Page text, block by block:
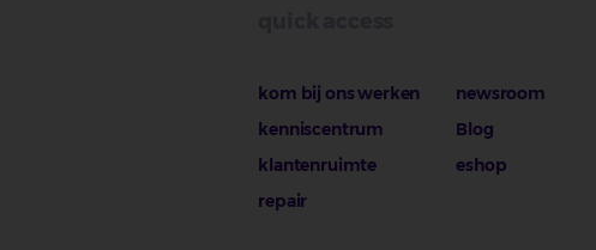
kom bij ons werken
kenniscentrum
klantenruimte
repair
newsroom
Blog
eshop